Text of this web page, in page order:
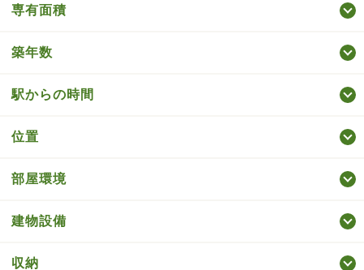
専有面積
築年数
駅からの時間
位置
部屋環境
建物設備
収納